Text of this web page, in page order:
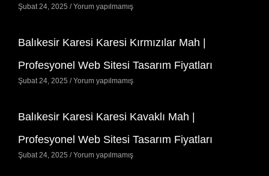
Şubat 24, 2025 Yorum yapılmamış
Balıkesir Karesi Karesi Kırmızılar Mah |
Profesyonel Web Sitesi Tasarım Fiyatları
Şubat 24, 2025 Yorum yapılmamış
Balıkesir Karesi Karesi Kavaklı Mah |
Profesyonel Web Sitesi Tasarım Fiyatları
Şubat 24, 2025 Yorum yapılmamış